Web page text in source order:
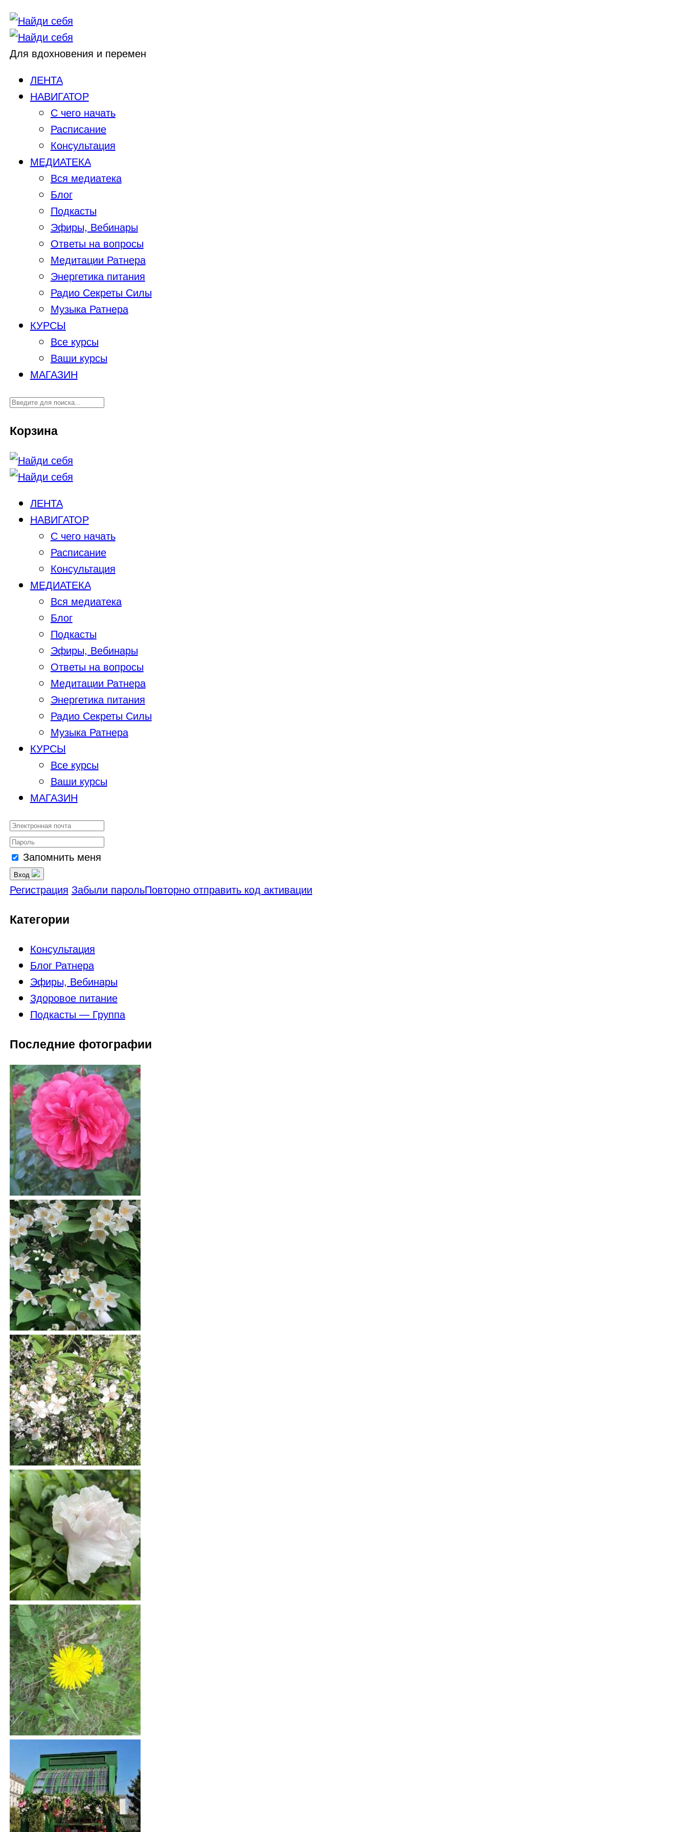
Для вдохновения и перемен
ЛЕНТА
НАВИГАТОР
С чего начать
Расписание
Консультация
МЕДИАТЕКА
Вся медиатека
Блог
Подкасты
Эфиры, Вебинары
Ответы на вопросы
Медитации Ратнера
Энергетика питания
Радио Секреты Силы
Музыка Ратнера
КУРСЫ
Все курсы
Ваши курсы
МАГАЗИН
Корзина
ЛЕНТА
НАВИГАТОР
С чего начать
Расписание
Консультация
МЕДИАТЕКА
Вся медиатека
Блог
Подкасты
Эфиры, Вебинары
Ответы на вопросы
Медитации Ратнера
Энергетика питания
Радио Секреты Силы
Музыка Ратнера
КУРСЫ
Все курсы
Ваши курсы
МАГАЗИН
Запомнить меня
Вход
Регистрация Забыли парольПовторно отправить код активации
Категории
Консультация
Блог Ратнера
Эфиры, Вебинары
Здоровое питание
Подкасты — Группа
Последние фотографии